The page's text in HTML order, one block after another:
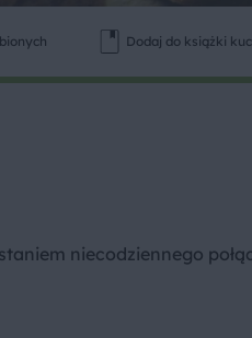
Dodaj do książki
niecodziennego